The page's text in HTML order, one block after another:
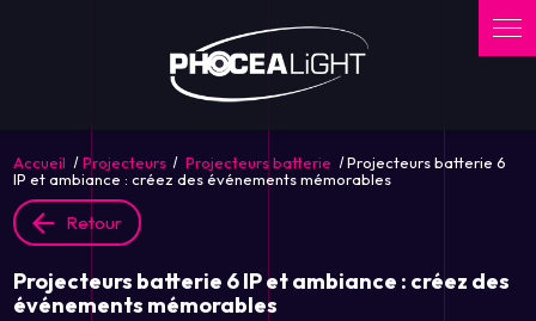
Accueil Projecteurs Projecteurs batterie
Projecteurs batterie 6
IP et ambiance : créez des événements mémorables
Retour
Projecteurs batterie 6 IP et ambiance : créez des
événements mémorables